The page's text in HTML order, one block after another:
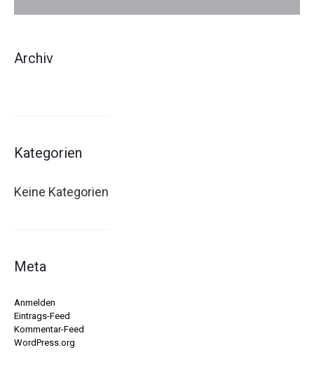
Archiv
Kategorien
Keine Kategorien
Meta
Anmelden
Eintrags-Feed
Kommentar-Feed
WordPress.org